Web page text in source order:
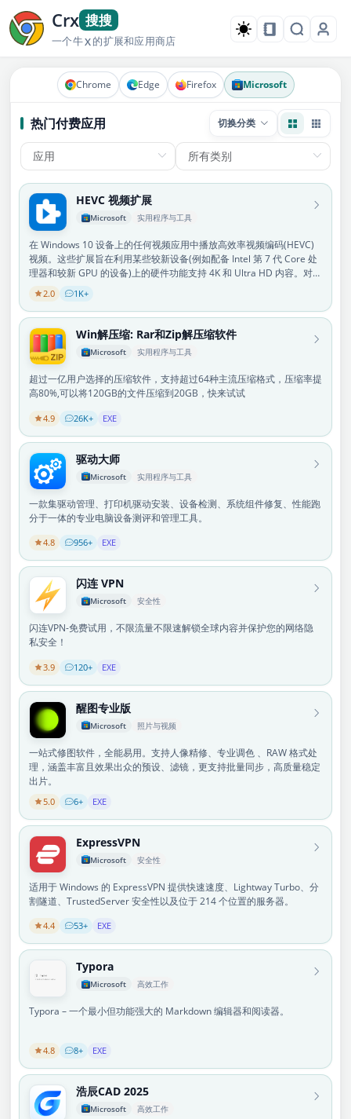
Crx 搜搜
一个牛X的扩展和应用商店
Chrome Edge Firefox Microsoft
热门付费应用 切换分类
HEVC 视频扩展
Microsoft 实用程序与工具
在 Windows 10 设备上的任何视频应用中播放高效率视频编码(HEVC)
视频。这些扩展旨在利用某些较新设备(例如配备 Intel 第 7 代 Core 处
理器和较新 GPU 的设备)上的硬件功能支持 4K 和 Ultra HD 内容。对于
没有硬件支持 HEVC 视频的设备，将提供软件支持，但播放体验可能会
因视频分辨率和电脑性能而有所不同。这些扩展还允许你在没有基于硬
件的视频编码器的设备上对 HEVC 内容进行编码。
2.0 1K+
Win解压缩: Rar和Zip解压缩软件
Microsoft 实用程序与工具
超过一亿用户选择的压缩软件，支持超过64种主流压缩格式，压缩率提
高80%,可以将120GB的文件压缩到20GB，快来试试
4.9 26K+ EXE
驱动大师
Microsoft 实用程序与工具
一款集驱动管理、打印机驱动安装、设备检测、系统组件修复、性能跑
分于一体的专业电脑设备测评和管理工具。
4.8 956+ EXE
闪连 VPN
Microsoft 安全性
闪连VPN-免费试用，不限流量不限速解锁全球内容并保护您的网络隐
私安全！
3.9 120+ EXE
醒图专业版
Microsoft 照片与视频
一站式修图软件，全能易用。支持人像精修、专业调色 、RAW 格式处
理，涵盖丰富且效果出众的预设、滤镜，更支持批量同步，高质量稳定
出片。
5.0 6+ EXE
ExpressVPN
Microsoft 安全性
适用于 Windows 的 ExpressVPN 提供快速速度、Lightway Turbo、分
割隧道、TrustedServer 安全性以及位于 214 个位置的服务器。
4.4 53+ EXE
Typora
Microsoft 高效工作
Typora – 一个最小但功能强大的 Markdown 编辑器和阅读器。
4.8 8+ EXE
浩辰CAD 2025
Microsoft 高效工作